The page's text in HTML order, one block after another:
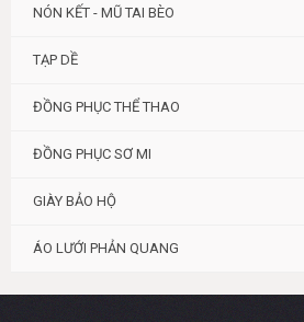
NÓN KẾT - MŨ TAI BÈO
TẠP DỀ
ĐỒNG PHỤC THỂ THAO
ĐỒNG PHỤC SƠ MI
GIÀY BẢO HỘ
ÁO LƯỚI PHẢN QUANG